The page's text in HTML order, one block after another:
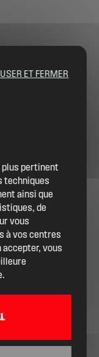
plus pertinent
techniques
ainsi que
de
vous
à vos centres
vous
ET FERMER